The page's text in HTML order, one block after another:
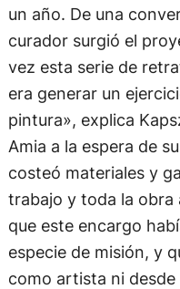
un año. De una
curador surgió el
vez esta serie de
era generar un
pintura», explica
Amia a la espera de
costeó materiales y
trabajo y toda la obra
que este encargo
especie de misión, y
como artista ni